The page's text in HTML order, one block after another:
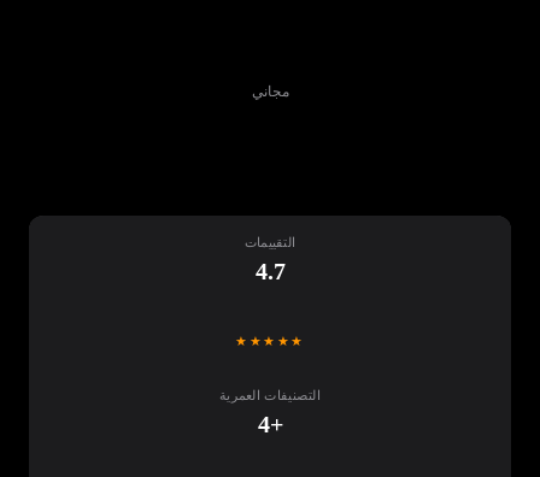
مجاني
التقييمات
4.7
★★★★★
التصنيفات العمرية
+4